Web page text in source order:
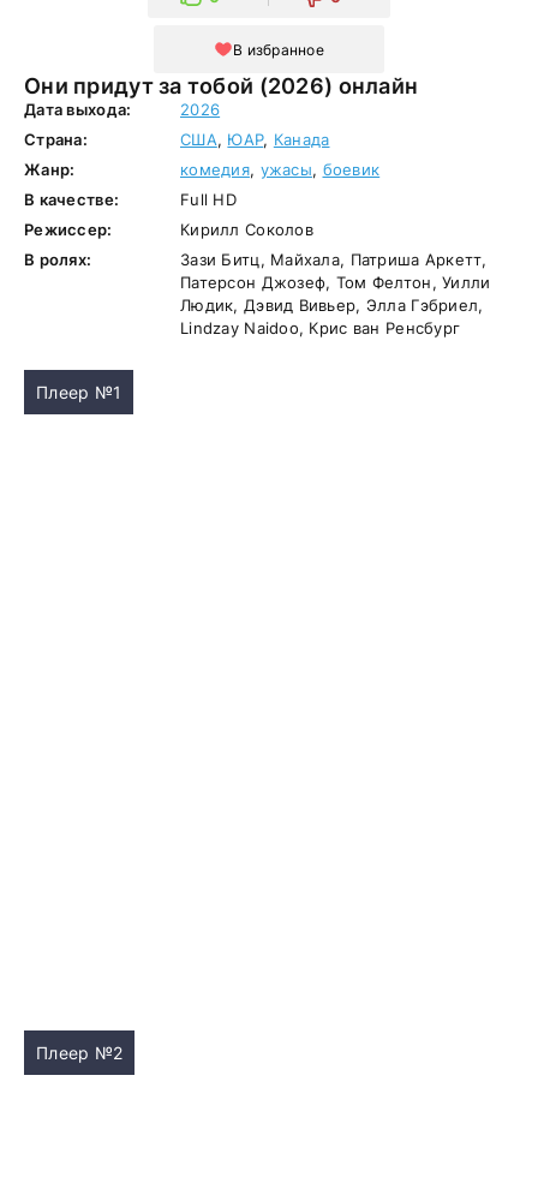
Они придут за тобой (2026) онлайн
В избранное
Дата выхода:
2026
Страна:
США, ЮАР, Канада
Жанр:
комедия, ужасы, боевик
В качестве:
Full HD
Режиссер:
Кирилл Соколов
В ролях:
Зази Битц, Майхала, Патриша Аркетт,
Патерсон Джозеф, Том Фелтон, Уилли
Людик, Дэвид Вивьер, Элла Гэбриел,
Lindzay Naidoo, Крис ван Ренсбург
Плеер №1
Плеер №2